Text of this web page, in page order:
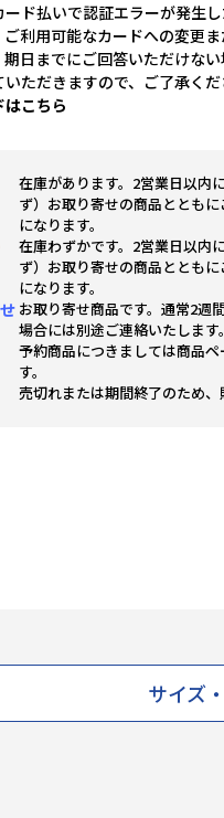
ド払いで認証エラーが発生
利用可能なカードへの変更
期日までにご回答いただけな
ただきますので、ご了承くだ
こちら
在庫があります。2営業日以内
ず）お取り寄せの商品ととも
になります。
在庫わずかです。2営業日以内
ず）お取り寄せの商品ととも
になります。
お取り寄せ商品です。通常2週
場合には別途ご連絡いたします。
予約商品につきましては商品
す。
売切れまたは期間終了のため、
サイズ